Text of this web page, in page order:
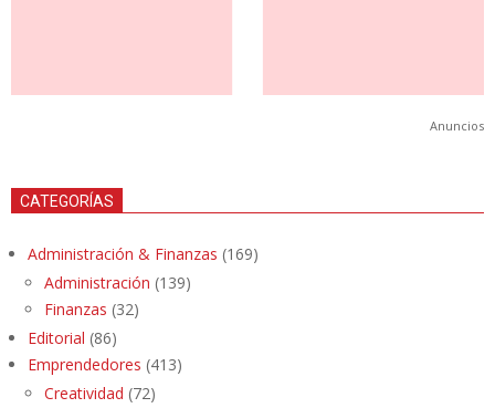
Anuncios
CATEGORÍAS
Administración & Finanzas (169)
Administración (139)
Finanzas (32)
Editorial (86)
Emprendedores (413)
Creatividad (72)